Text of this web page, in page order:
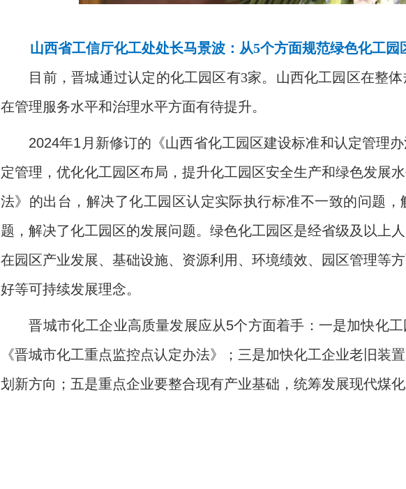
山西省工信厅化工处处长马景波：从5个方面规范绿色化工园
目前，晋城通过认定的化工园区有3家。山西化工园区在整
在管理服务水平和治理水平方面有待提升。
2024年1 月新修订的《山西省化工园区建设标准和认定管理
定管理，优化化工园区布局，提升化工园区安全生产和绿色发展
法》的出台，解决了化工园区认定实际执行标准不一致的问题
题，解决了化工园区的发展问题。绿色化工园区是经省级及以上
在园区产业发展、基础设施、资源利用、环境绩效、园区管理等
好等可持续发展理念。
晋城市化工企业高质量发展应从5个方面着手：一是加快化
《晋城市化工重点监控点认定办法》；三是加快化工企业老旧装
划新方向；五是重点企业要整合现有产业基础，统筹发展现代煤化